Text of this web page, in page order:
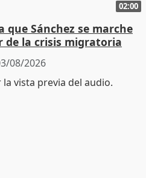
02:00
que Sánchez se marche
de la crisis migratoria
08/2026